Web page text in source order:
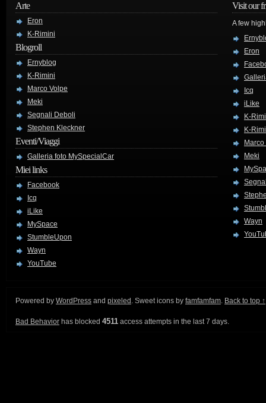
Arte
Eron
K-Rimini
Blogroll
Ernyblog
K-Rimini
Marco Volpe
Meki
Segnali Deboli
Stephen Kleckner
Eventi/Viaggi
Galleria foto MySpecialCar
Miei links
Facebook
Icq
iLike
MySpace
StumbleUpon
Wayn
YouTube
Visit our
A few
Eron
Icq
iLike
K-
K-
Meki
Wayn
Powered by WordPress and pixeled . Sweet icons by famfamfam. Back to top ↑
Bad Behavior has blocked 4511 access attempts in the last 7 days.